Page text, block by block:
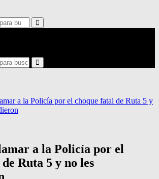
Search
Search
a la Policía por el choque fatal de Ruta 5 y
a la Policía por el
Ruta 5 y no les